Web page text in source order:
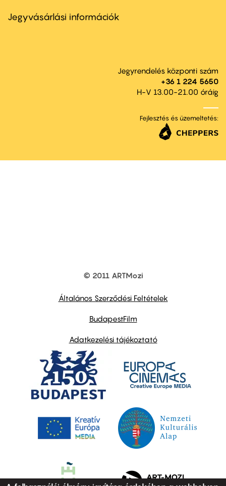
second
Jegyvásárlási információk
Jegyrendelés központi szám
+36 1 224 5650
H-V 13.00-21.00 óráig
Fejlesztés és üzemeltetés:
© 2011 ARTMozi
Általános Szerződési Feltételek
BudapestFilm
Adatkezelési tájékoztató